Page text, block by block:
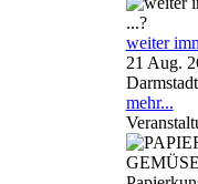
weiter
21 Aug.
Darmstadt
mehr...